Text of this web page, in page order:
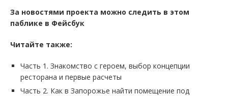
За новостями проекта можно следить в этом
паблике в Фейсбук
Читайте также:
Часть 1. Знакомство с героем, выбор концепции
ресторана и первые расчеты
Часть 2. Как в Запорожье найти помещение под